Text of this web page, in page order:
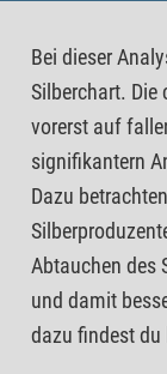
Bei dieser
Silberchart. Die
vorerst auf
signifikantern
Dazu
Abtauchen des
und damit
dazu findest du